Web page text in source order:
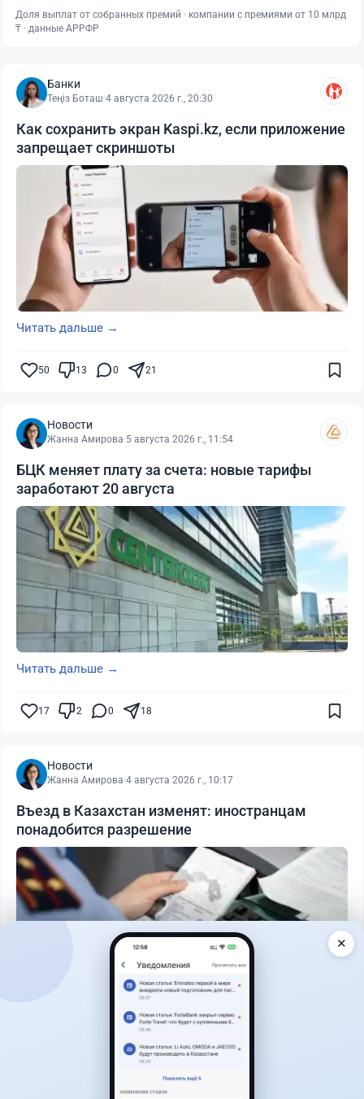
Доля выплат от собранных премий · компании с премиями от 10 млрд
₸ · данные АРРФР
Банки
Теңіз Боташ·4 августа 2026 г., 20:30
Как сохранить экран Kaspi.kz, если приложение
запрещает скриншоты
Читать дальше →
50 13 0 21
Новости
Жанна Амирова·5 августа 2026 г., 11:54
БЦК меняет плату за счета: новые тарифы
заработают 20 августа
Читать дальше →
17 2 0 18
Новости
Жанна Амирова·4 августа 2026 г., 10:17
Въезд в Казахстан изменят: иностранцам
понадобится разрешение
1
✕